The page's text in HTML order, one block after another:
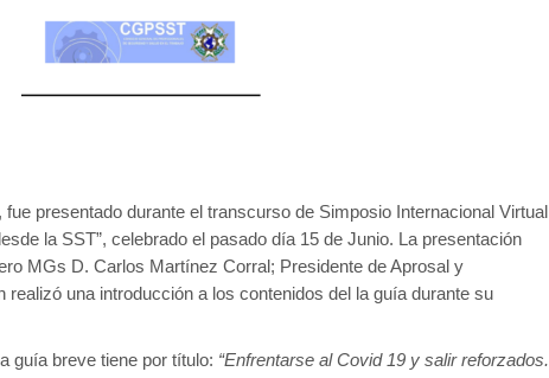
presentado durante el transcurso de Simposio Internacional Virtual
la SST”, celebrado el pasado día 15 de Junio. La presentación
MGs D. Carlos Martínez Corral; Presidente de Aprosal y
realizó una introducción a los contenidos del la guía durante su
guía breve tiene por título: “Enfrentarse al Covid 19 y salir reforzados.